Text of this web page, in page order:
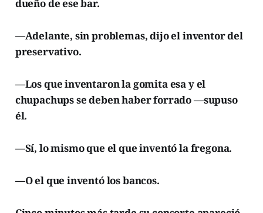
dueño de ese bar.
—Adelante, sin problemas, dijo el inventor del
preservativo.
—Los que inventaron la gomita esa y el
chupachups se deben haber forrado —supuso
él.
—Sí, lo mismo que el que inventó la fregona.
—O el que inventó los bancos.